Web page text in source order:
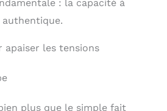
: la capacité à
apaiser les tensions
plus que le simple fait